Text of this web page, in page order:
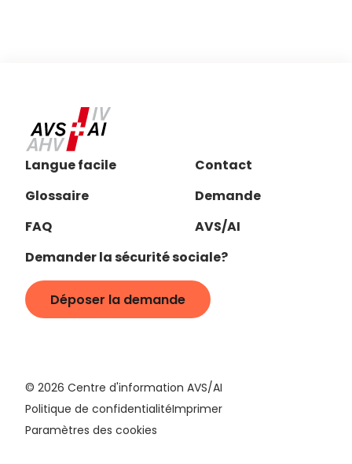
Langue facile
Glossaire
FAQ
Contact
Demande
AVS/AI
Demander la sécurité sociale?
Déposer la demande
© 2026 Centre d'information AVS/AI
Politique de confidentialitéImprimer
Paramètres des cookies